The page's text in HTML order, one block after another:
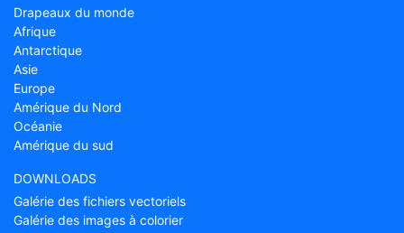
Drapeaux du monde
Afrique
Antarctique
Asie
Europe
Amérique du Nord
Océanie
Amérique du sud
DOWNLOADS
Galérie des fichiers vectoriels
Galérie des images à colorier